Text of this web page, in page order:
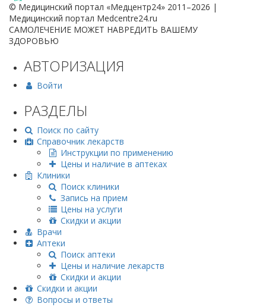
© Медицинский портал «Медцентр24» 2011–2026 |
Медицинский портал Medcentre24.ru
САМОЛЕЧЕНИЕ МОЖЕТ НАВРЕДИТЬ ВАШЕМУ
ЗДОРОВЬЮ
АВТОРИЗАЦИЯ
Войти
РАЗДЕЛЫ
Поиск по сайту
Справочник лекарств
Инструкции по применению
Цены и наличие в аптеках
Клиники
Поиск клиники
Запись на прием
Цены на услуги
Скидки и акции
Врачи
Аптеки
Поиск аптеки
Цены и наличие лекарств
Скидки и акции
Скидки и акции
Вопросы и ответы